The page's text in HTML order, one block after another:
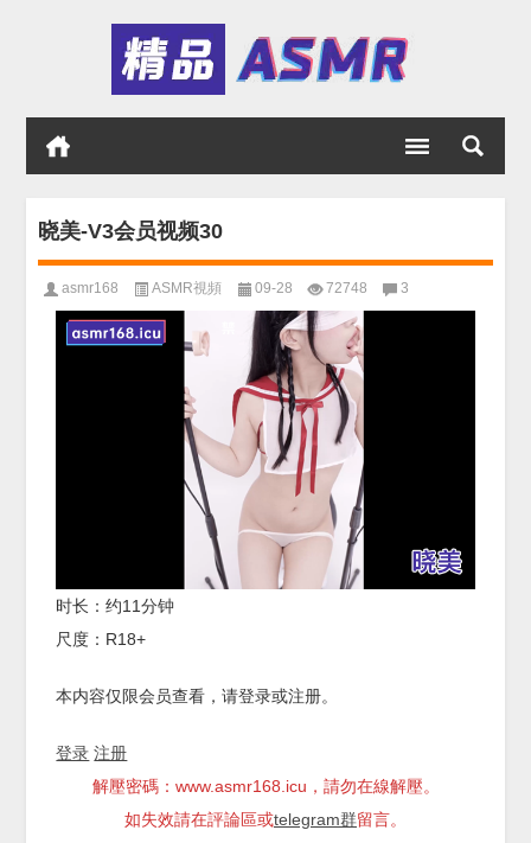
晓美-V3会员视频30
asmr168 ASMR視頻 09-28 72748 3
时长：约11分钟
尺度：R18+
本内容仅限会员查看，请登录或注册。
登录 注册
解壓密碼：www.asmr168.icu，請勿在線解壓。
如失效請在評論區或telegram群留言。